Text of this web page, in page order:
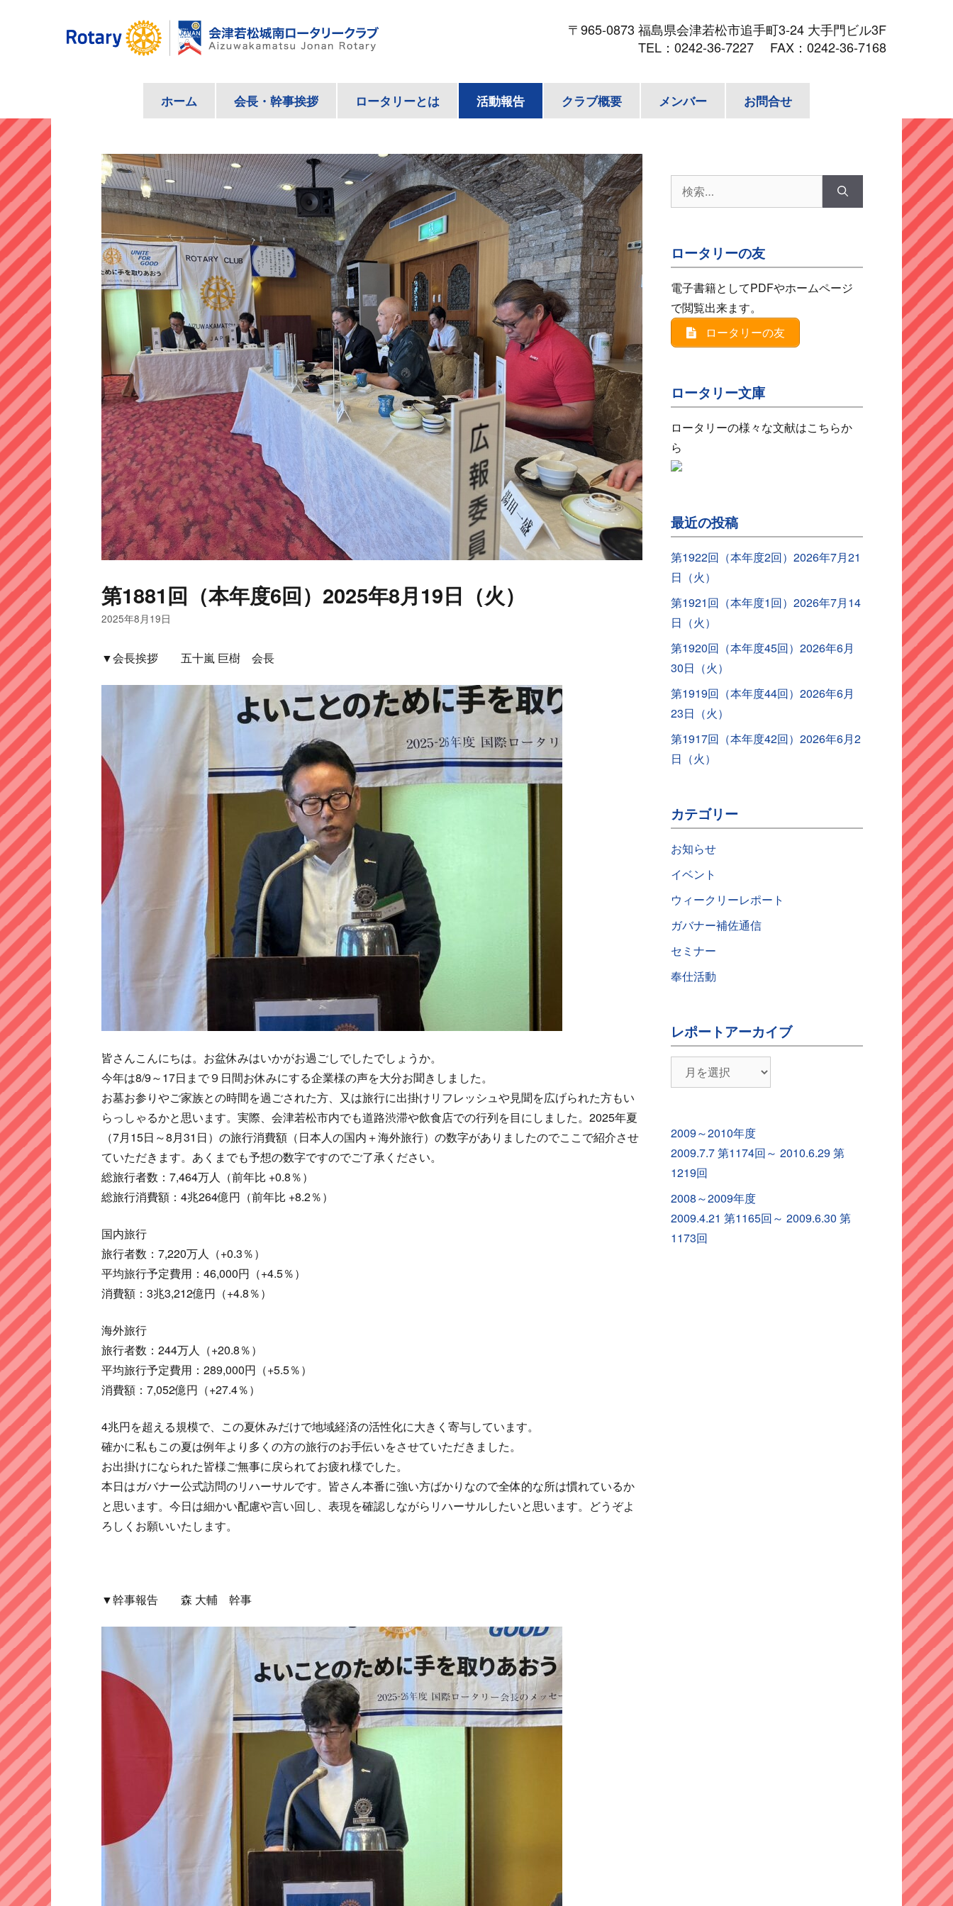
ス
キ
ッ
プ
〒965-0873 福島県会津若松市追手町3-24 大手門ビル3F
TEL： 0242-36-7227 FAX：0242-36-7168
ホーム 会長・幹事挨拶 ロータリーとは 活動報告 クラブ概要 メンバー お問合せ
第1881回（本年度6回）2025年8月19日（火）
2025年8月19日
▼会長挨拶 五十嵐 巨樹 会長
皆さんこんにちは。お盆休みはいかがお過ごしでしたでしょうか。
今年は8/9～17日まで９日間お休みにする企業様の声を大分お聞きしました。
お墓お参りやご家族との時間を過ごされた方、又は旅行に出掛けリフレッシュや見聞を広げられた方もい
らっしゃるかと思います。実際、会津若松市内でも道路渋滞や飲食店での行列を目にしました。2025年夏
（7月15日～8月31日）の旅行消費額（日本人の国内＋海外旅行）の数字がありましたのでここで紹介させ
ていただきます。あくまでも予想の数字ですのでご了承ください。
総旅行者数：7,464万人（前年比 +0.8％）
総旅行消費額：4兆264億円（前年比 +8.2％）
国内旅行
旅行者数：7,220万人（+0.3％）
平均旅行予定費用：46,000円（+4.5％）
消費額：3兆3,212億円（+4.8％）
海外旅行
旅行者数：244万人（+20.8％）
平均旅行予定費用：289,000円（+5.5％）
消費額：7,052億円（+27.4％）
4兆円を超える規模で、この夏休みだけで地域経済の活性化に大きく寄与しています。
確かに私もこの夏は例年より多くの方の旅行のお手伝いをさせていただきました。
お出掛けになられた皆様ご無事に戻られてお疲れ様でした。
本日はガバナー公式訪問のリハーサルです。皆さん本番に強い方ばかりなので全体的な所は慣れているか
と思います。今日は細かい配慮や言い回し、表現を確認しながらリハーサルしたいと思います。どうぞよ
ろしくお願いいたします。
▼幹事報告 森 大輔 幹事
索:
ロータリーの友
電子書籍としてPDFやホームページ
で閲覧出来ます。
ロータリーの友
ロータリー文庫
ロータリーの様々な文献はこちらか
ら
最近の投稿
第1922回（本年度2回）2026年7月21
日（火）
第1921回（本年度1回）2026年7月14
日（火）
第1920回（本年度45回）2026年6月
30日（火）
第1919回（本年度44回）2026年6月
23日（火）
第1917回（本年度42回）2026年6月2
日（火）
カテゴリー
お知らせ
イベント
ウィークリーレポート
ガバナー補佐通信
セミナー
奉仕活動
レポートアーカイブ
ポ
イ
ブ
2009～2010年度
2009.7.7 第1174回～ 2010.6.29 第
1219回
2008～2009年度
2009.4.21 第1165回～ 2009.6.30 第
1173回